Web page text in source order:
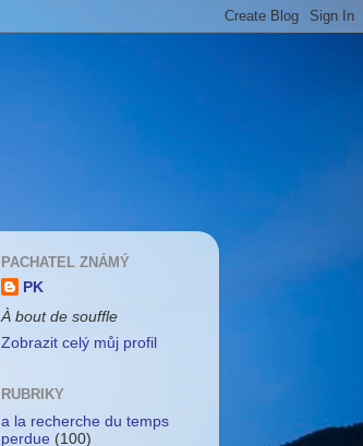
PACHATEL ZNÁMÝ
PK
À bout de souffle
Zobrazit celý můj profil
RUBRIKY
a la recherche du temps
perdue (100)